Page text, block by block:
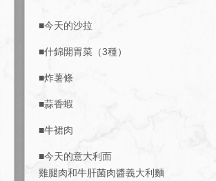
■今天的沙拉
■什錦開胃菜（3種）
■炸薯條
■蒜香蝦
■牛裙肉
■今天的意大利面
雞腿肉和牛肝菌肉醬義大利麵
この店舗情報をシェアする